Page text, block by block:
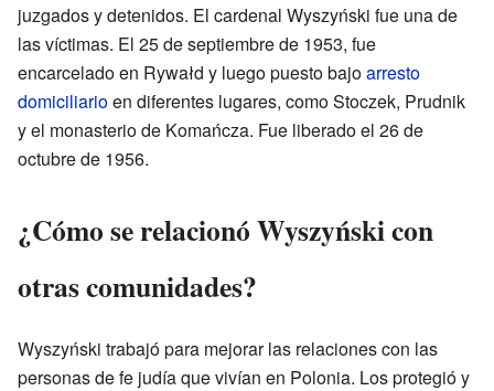
juzgados y detenidos. El cardenal Wyszyński fue una de
las víctimas. El 25 de septiembre de 1953, fue
encarcelado en Rywałd y luego puesto bajoarresto
domiciliarioen diferentes lugares, como Stoczek, Prudnik
y el monasterio de Komańcza. Fue liberado el 26 de
octubre de 1956.
¿Cómo se relacionó Wyszyński con
otras comunidades?
Wyszyński trabajó para mejorar las relaciones con las
personas de fe judía que vivían en Polonia. Los protegió y